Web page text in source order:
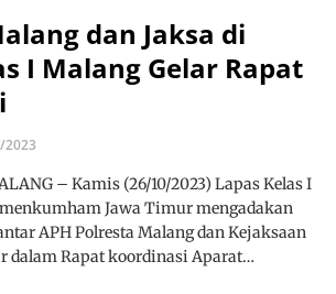
dan Jaksa di
I Malang Gelar Rapat
– Kamis (26/10/2023) Lapas Kelas I
Jawa Timur mengadakan
APH Polresta Malang dan Kejaksaan
dalam Rapat koordinasi Aparat…